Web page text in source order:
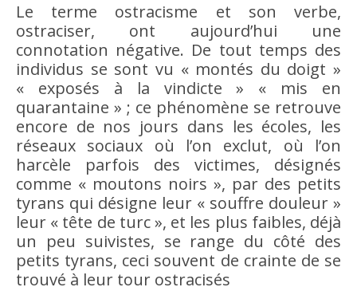
Le terme ostracisme et son verbe,
ostraciser, ont aujourd’hui une
connotation négative. De tout temps des
individus se sont vu « montés du doigt »
« exposés à la vindicte » « mis en
quarantaine » ; ce phénomène se retrouve
encore de nos jours dans les écoles, les
réseaux sociaux où l’on exclut, où l’on
harcèle parfois des victimes, désignés
comme « moutons noirs », par des petits
tyrans qui désigne leur « souffre douleur »
leur « tête de turc », et les plus faibles, déjà
un peu suivistes, se range du côté des
petits tyrans, ceci souvent de crainte de se
trouvé à leur tour ostracisés